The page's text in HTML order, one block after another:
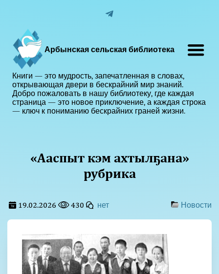
Арбынская сельская библиотека
Книги — это мудрость, запечатленная в словах,
открывающая двери в бескрайний мир знаний.
Добро пожаловать в нашу библиотеку, где каждая
страница — это новое приключение, а каждая строка
— ключ к пониманию бескрайних граней жизни.
«Ааспыт кэм ахтылҕана»
рубрика
19.02.2026 430 нет Новости